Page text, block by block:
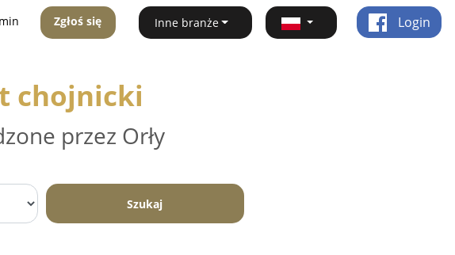
Zgłoś się Inne branże Login
chojnicki
przez Orły
Szukaj